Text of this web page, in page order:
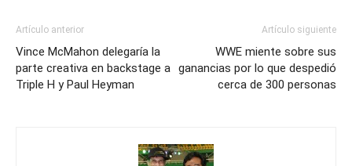
Artículo anterior
Vince McMahon delegaría la
parte creativa en backstage a
Triple H y Paul Heyman
Artículo siguiente
WWE miente sobre sus
ganancias por lo que despedió
cerca de 300 personas